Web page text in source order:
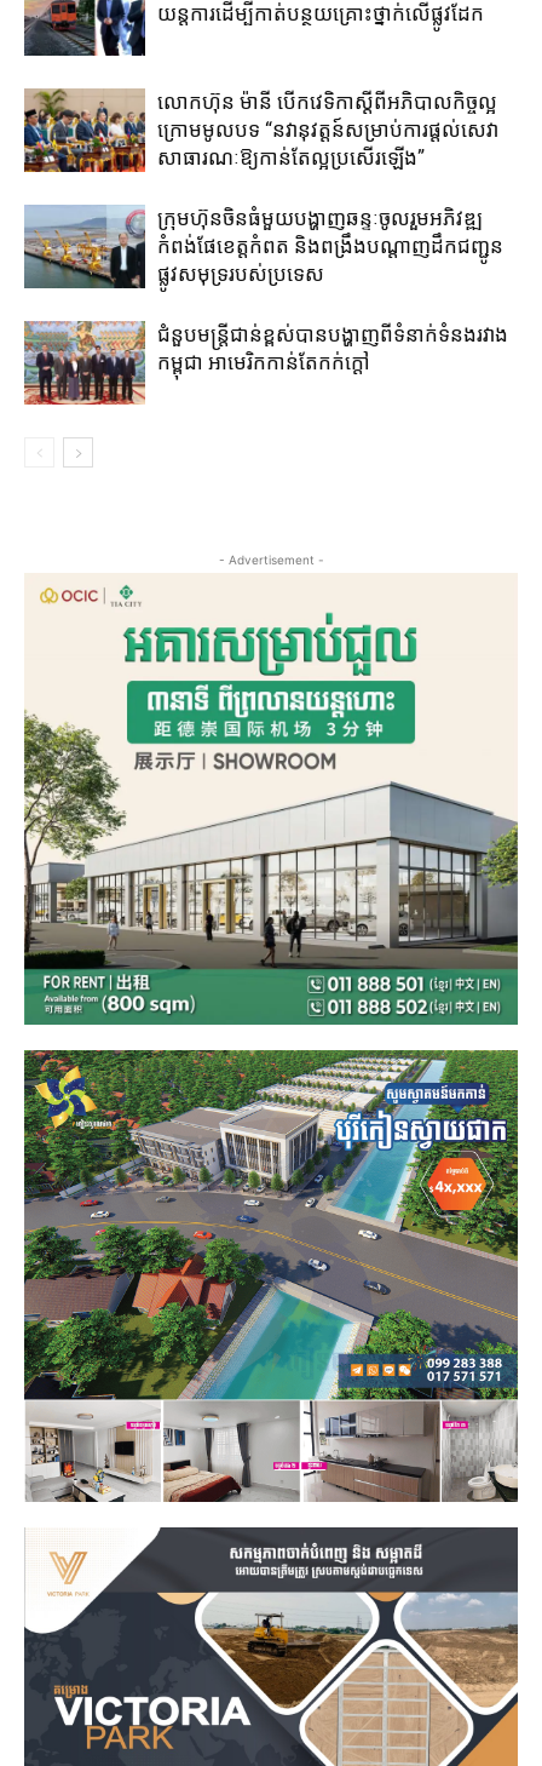
យន្តការ​ដើម្បី​កាត់​បន្ថយ​គ្រោះថ្នាក់​លើ​ផ្លូវដែក
លោកហ៊ុន ម៉ានី ​បើកវេទិកាស្តីពី​អភិបាល​កិច្ច​ល្អ ​
ក្រោម​មូលបទ “នវានុវត្តន៍​សម្រាប់​ការ​ផ្តល់​សេវា
សាធារណៈ​ឱ្យ​កាន់​តែ​ល្អ​ប្រសើរ​ឡើង​”
ក្រុមហ៊ុនចិន​ធំមួយ​បង្ហាញ​ឆន្ទៈ​ចូលរួម​អភិវឌ្ឍ​
កំពង់ផែខេត្តកំពត​ និង​ពង្រឹង​បណ្តាញ​ដឹក​ជញ្ជូន​
ផ្លូវ​សមុទ្រ​របស់​ប្រទេស​
ជំនួបមន្រ្តីជាន់ខ្ពស់បានបង្ហាញពីទំនាក់ទំនងរវាង
កម្ពុជា អាមេរិកកាន់តែកក់ក្តៅ
- Advertisement -